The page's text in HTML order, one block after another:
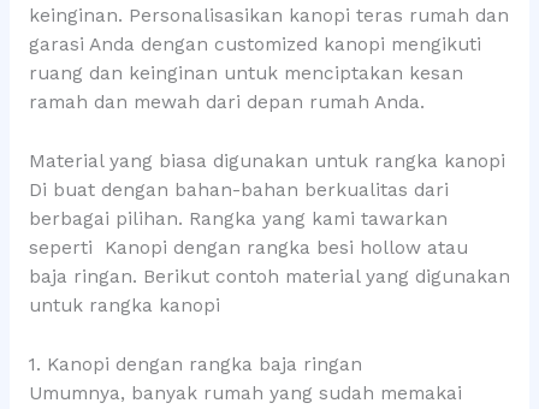
keinginan. Personalisasikan kanopi teras rumah dan
garasi Anda dengan customized kanopi mengikuti
ruang dan keinginan untuk menciptakan kesan
ramah dan mewah dari depan rumah Anda.
Material yang biasa digunakan untuk rangka kanopi
Di buat dengan bahan-bahan berkualitas dari
berbagai pilihan. Rangka yang kami tawarkan
seperti Kanopi dengan rangka besi hollow atau
baja ringan. Berikut contoh material yang digunakan
untuk rangka kanopi
1. Kanopi dengan rangka baja ringan
Umumnya, banyak rumah yang sudah memakai